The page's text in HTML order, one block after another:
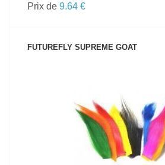
Prix de 9.64 €
FUTUREFLY SUPREME GOAT
VOIR LE PRODUIT